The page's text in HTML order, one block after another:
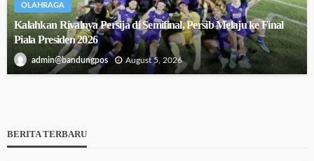
OLAHRAGA
Kalahkan Rivalnya Persija di Semifinal, Persib Melaju ke Final
Piala Presiden 2026
admin@bandungpos August 5, 2026
BERITA TERBARU